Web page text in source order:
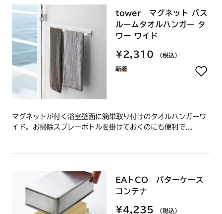
tower マグネット バス
ルームタオルハンガー タ
ワー ワイド
¥2,310 （税込）
新着
マグネットが付く浴室壁面に簡単取り付けのタオルハンガーワ
イド。お掃除スプレーボトルを掛けておくのにも便利で...
EAトCO バターケース
コンテナ
¥4,235 （税込）